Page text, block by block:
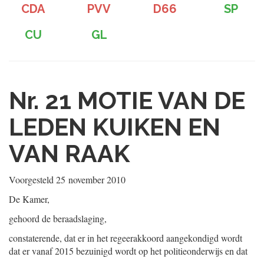
CDA
PVV D66
SP
CU
GL
Nr. 21 MOTIE VAN DE
LEDEN KUIKEN EN
VAN RAAK
Voorgesteld 25 november 2010
De Kamer,
gehoord de beraadslaging,
constaterende, dat er in het regeerakkoord aangekondigd wordt
dat er vanaf 2015 bezuinigd wordt op het politieonderwijs en dat